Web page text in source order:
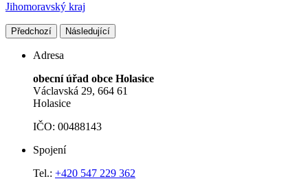
Jihomoravský kraj
Předchozí Následující
Adresa
obecní úřad obce Holasice
Václavská 29, 664 61
Holasice
IČO: 00488143
Spojení
Tel.: +420 547 229 362